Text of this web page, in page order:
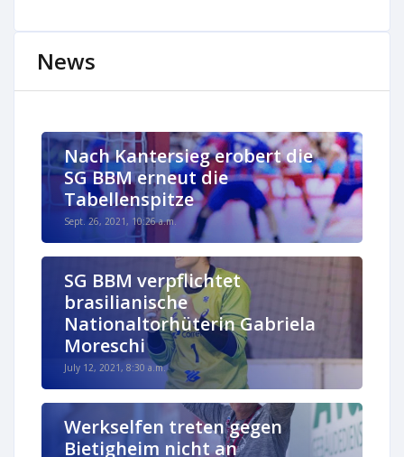
News
Nach Kantersieg erobert die
SG BBM erneut die
Tabellenspitze
Sept. 26, 2021, 10:26 a.m.
SG BBM verpflichtet
brasilianische
Nationaltorhüterin Gabriela
Moreschi
July 12, 2021, 8:30 a.m.
Werkselfen treten gegen
Bietigheim nicht an